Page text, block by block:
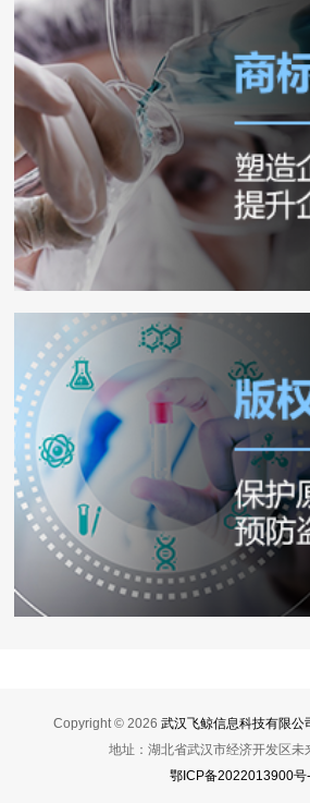
Copyright © 2026 武汉飞鲸信息科技有限公
地址：湖北省武汉市经济开发区未
鄂ICP备2022013900号